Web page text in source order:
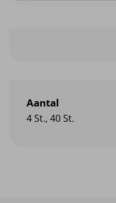
Aantal
4 St., 40 St.